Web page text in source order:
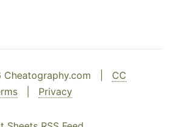
Cheatography.com | CC
Privacy